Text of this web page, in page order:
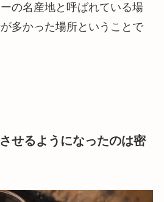
の名産地と呼ばれている場
多かった場所ということ で
せるようになったのは密